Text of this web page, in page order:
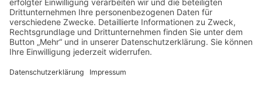
Zurück
»facebook.com/kamenz.news »facebook.com/rathaus.kamenz
»facebook.com/Kamenz.Tourismus
»instagramm.com/kamenz_tourismus